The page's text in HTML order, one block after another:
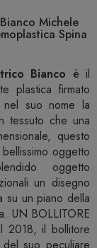
Michele
Spina
Bianco è il
plastica firmato
suo nome la
tessuto che una
questo
oggetto
oggetto
un disegno
su un piano della
UN BOLLITORE
2018, il bollitore